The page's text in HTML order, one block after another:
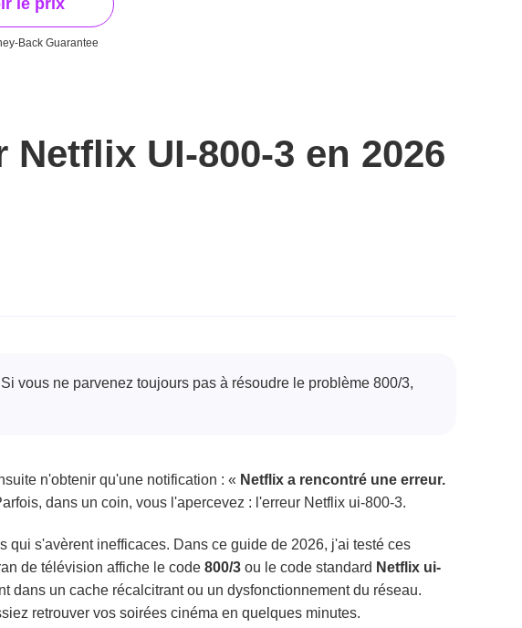
le prix
Back Guarantee
UI-800-3 en 2026
vous ne parvenez toujours pas à résoudre le problème 800/3,
n'obtenir qu'une notification : « Netflix a rencontré une erreur.
dans un coin, vous l'apercevez : l'erreur Netflix ui-800-3.
qui s'avèrent inefficaces. Dans ce guide de 2026, j'ai testé ces
de télévision affiche le code 800/3 ou le code standard Netflix ui-
dans un cache récalcitrant ou un dysfonctionnement du réseau.
retrouver vos soirées cinéma en quelques minutes.